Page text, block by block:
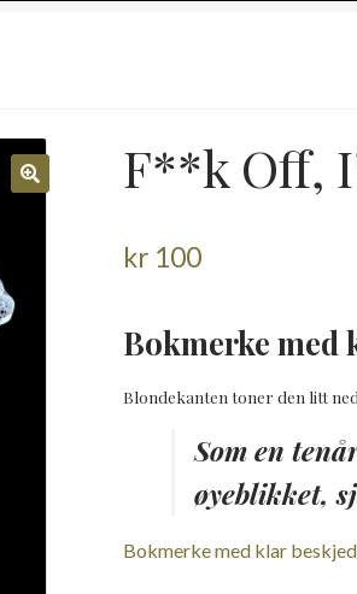
F**k Off,
kr 100
Bokmerke med
Blondekanten toner den litt
Som en
øyeblikket,
Bokmerke med klar